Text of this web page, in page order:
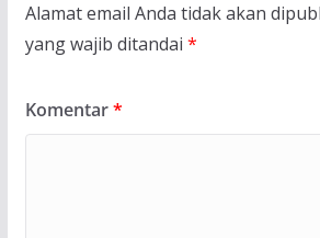
Alamat email Anda tidak akan
yang wajib ditandai *
Komentar*